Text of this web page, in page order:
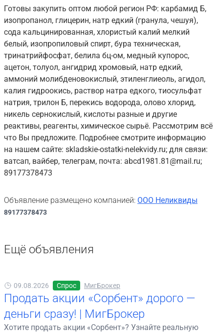
Готовы закупить оптом любой регион РФ: карбамид Б,
изопропанол, глицерин, натр едкий (гранула, чешуя),
сода кальцинированная, хлористый калий мелкий
белый, изопропиловый спирт, бура техническая,
тринатрийфосфат, белила бц-ом, медный купорос,
ацетон, толуол, ангидрид хромовый, натр едкий,
аммоний молибденовокислый, этиленглиеоль, агидол,
калия гидроокись, раствор натра едкого, тиосульфат
натрия, трилон Б, перекись водорода, олово хлорид,
никель сернокислый, кислоты разные и другие
реактивы, реагенты, химическое сырьё. Рассмотрим всё
что Вы предложите. Подробнее смотрите информацию
на нашем сайте: skladskie-ostatki-nelekvidy.ru; для связи:
ватсап, вайбер, телеграм, почта: abcd1981.81@mail.ru;
89177378473
Объявление размещено компанией: ООО Неликвиды
89177378473
Ещё объявления
09.08.2026 Спрос МигБрокер
Продать акции «Сорбент» дорого —
деньги сразу! | МигБрокер
Хотите продать акции «Сорбент»? Узнайте реальную